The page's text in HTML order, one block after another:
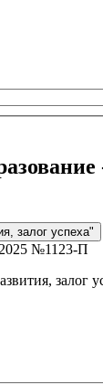
залог успеха"
№1123-П
залог